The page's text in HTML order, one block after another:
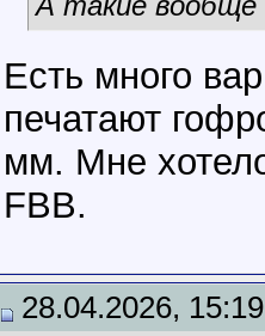
Есть много
печатают
мм. Мне
FBB.
28.04.2026, 15:19